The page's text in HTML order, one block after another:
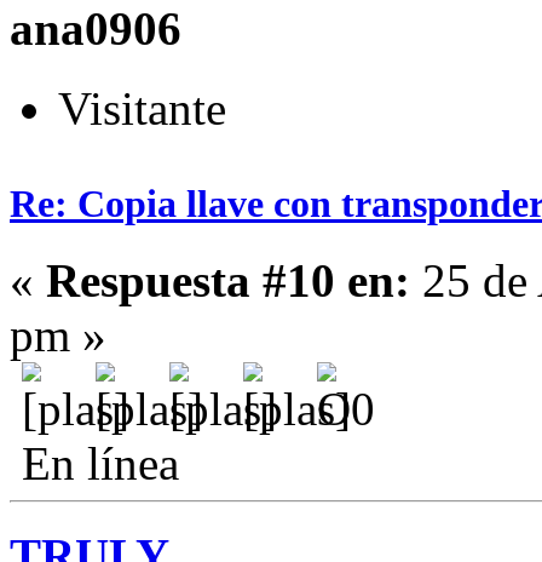
ana0906
Visitante
Re: Copia llave con
« Respuesta #10 en: 25
pm »
En línea